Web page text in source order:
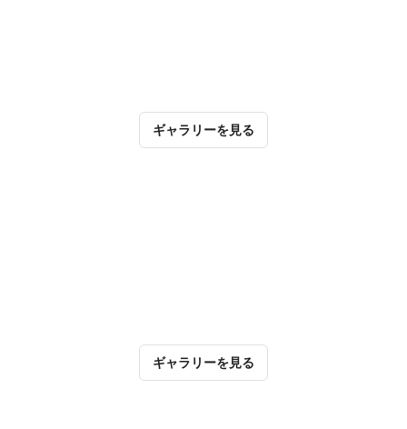
ギャラリーを見る
ギャラリーを見る